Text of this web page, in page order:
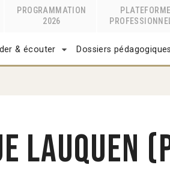
PROGRAMMATION
2026
PLATEFORME
& écouter Dossiers pédagogiques
Lauquen